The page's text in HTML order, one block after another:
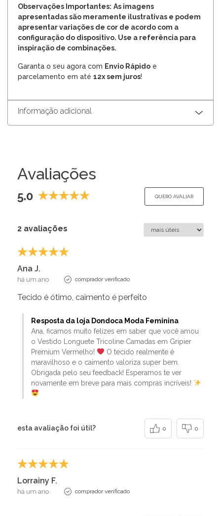
Observações Importantes: As imagens
apresentadas são meramente ilustrativas e podem
apresentar variações de cor de acordo com a
configuração do dispositivo. Use a referência para
inspiração de combinações.
Garanta o seu agora com Envio Rápido e
parcelamento em até 12x sem juros!
Informação adicional
Avaliações
5.0 QUERO AVALIAR
2 avaliações
Ana J.
há um ano comprador verificado
Tecido é ótimo, caimento é perfeito
Resposta da loja Dondoca Moda Feminina
Ana, ficamos muito felizes em saber que você amou
o Vestido Longuete Tricoline Camadas em Gripier
Premium Vermelho!
O tecido realmente é
maravilhoso e o caimento valoriza super bem.
Obrigada pelo seu feedback! Esperamos te ver
novamente em breve para mais compras incríveis!
esta avaliação foi útil? 0 0
Lorrainy F.
há um ano comprador verificado